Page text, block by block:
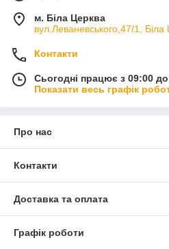
м. Біла Церква
вул.Леваневського,47/1, Біла
Контакти
Сьогодні працює з 09:00
Показати весь графік
Про нас
Контакти
Доставка та оплата
Графік роботи